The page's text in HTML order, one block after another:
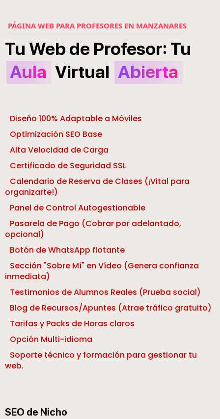
PÁGINA WEB PARA PROFESORES EN MANZANARES
Tu Web de Profesor: Tu
Aula Virtual Abierta
Diseño 100% Adaptable a Móviles
Optimización SEO Base
Alta Velocidad de Carga
Certificado de Seguridad SSL
Calendario de Reserva de Clases (¡Vital para
organizarte!)
Panel de Control Autogestionable
Pasarela de Pago (Cobrar por adelantado,
opcional)
Botón de WhatsApp flotante
Sección "Sobre Mí" en Vídeo (Genera confianza
inmediata)
Testimonios de Alumnos Reales (Prueba social)
Blog de Recursos/Apuntes (Atrae tráfico gratuito)
Tarifas y Packs de Horas claros
Opción Multi-idioma
Soporte técnico y formación para gestionar tu
web.
SEO de Nicho